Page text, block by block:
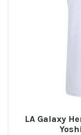
LA Galaxy